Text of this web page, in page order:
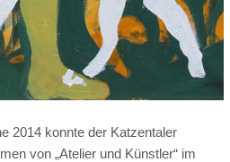
2014 konnte der Katzentaler
von „Atelier und Künstler“ im